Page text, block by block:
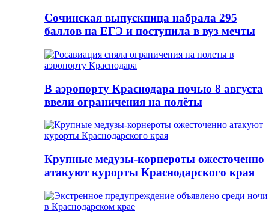
Сочинская выпускница набрала 295
баллов на ЕГЭ и поступила в вуз мечты
В аэропорту Краснодара ночью 8 августа
ввели ограничения на полёты
Крупные медузы-корнероты ожесточенно
атакуют курорты Краснодарского края